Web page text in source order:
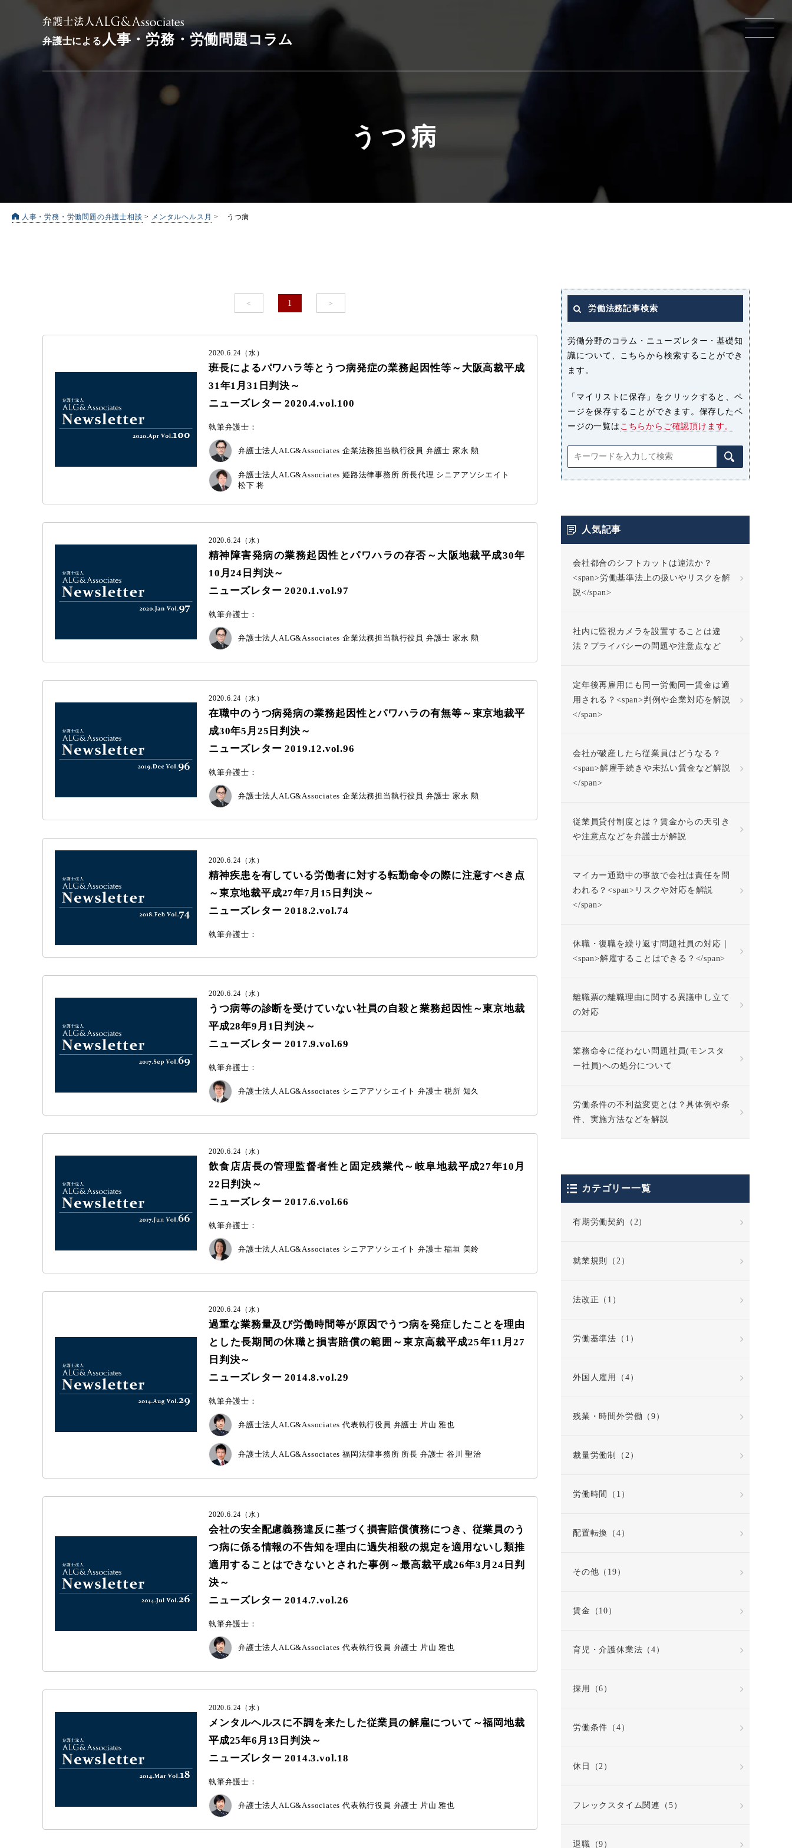
弁護士による 人事・労務・労働問題コラム
うつ病
人事・労務・労働問題の弁護士相談 > メンタルヘルス月 > うつ病
＜ 1 ＞
2020.6.24（水）
班長によるパワハラ等とうつ病発症の業務起因性等 ～大阪高裁平成
31年1月31日判決～
ニューズレター 2020.4.vol.100
執筆弁護士：
弁護士法人ALG&Associates 企業法務担当執行役員 弁護士 家永 勲
弁護士法人ALG&Associates 姫路法律事務所 所長代理 シニアアソシエイト
松下 将
2020.6.24（水）
精神障害発病の業務起因性とパワハラの存否 ～大阪地裁平成30年
10月24日判決～
ニューズレター 2020.1.vol.97
執筆弁護士：
弁護士法人ALG&Associates 企業法務担当執行役員 弁護士 家永 勲
2020.6.24（水）
在職中のうつ病発病の業務起因性とパワハラの有無等 ～東京地裁平
成30年5月25日判決～
ニューズレター 2019.12.vol.96
執筆弁護士：
弁護士法人ALG&Associates 企業法務担当執行役員 弁護士 家永 勲
2020.6.24（水）
精神疾患を有している労働者に対する転勤命令の際に注意すべき点
～東京地裁平成27年7月15日判決～
ニューズレター 2018.2.vol.74
執筆弁護士：
2020.6.24（水）
うつ病等の診断を受けていない社員の自殺と業務起因性 ～東京地裁
平成28年9月1日判決～
ニューズレター 2017.9.vol.69
執筆弁護士：
弁護士法人ALG&Associates シニアアソシエイト 弁護士 税所 知久
2020.6.24（水）
飲食店店長の管理監督者性と固定残業代 ～岐阜地裁平成27年10月
22日判決～
ニューズレター 2017.6.vol.66
執筆弁護士：
弁護士法人ALG&Associates シニアアソシエイト 弁護士 稲垣 美鈴
2020.6.24（水）
過重な業務量及び労働時間等が原因でうつ病を発症したことを理由
とした長期間の休職と損害賠償の範囲 ～東京高裁平成25年11月27
日判決～
ニューズレター 2014.8.vol.29
執筆弁護士：
弁護士法人ALG&Associates 代表執行役員 弁護士 片山 雅也
弁護士法人ALG&Associates 福岡法律事務所 所長 弁護士 谷川 聖治
2020.6.24（水）
会社の安全配慮義務違反に基づく損害賠償債務につき、従業員のう
つ病に係る情報の不告知を理由に過失相殺の規定を適用ないし類推
適用することはできないとされた事例 ～最高裁平成26年3月24日判
決～
ニューズレター 2014.7.vol.26
執筆弁護士：
弁護士法人ALG&Associates 代表執行役員 弁護士 片山 雅也
2020.6.24（水）
メンタルヘルスに不調を来たした従業員の解雇について ～福岡地裁
平成25年6月13日判決～
ニューズレター 2014.3.vol.18
執筆弁護士：
弁護士法人ALG&Associates 代表執行役員 弁護士 片山 雅也
労働法務記事検索
労働分野のコラム・ニューズレター・基礎知
識について、こちらから検索することができ
ます。
「マイリストに保存」をクリックすると、ペ
ージを保存することができます。保存したペ
ージの一覧は こちらからご確認頂けます。
人気記事
会社都合のシフトカットは違法か？
<span>労働基準法上の扱いやリスクを解
説</span>
社内に監視カメラを設置することは違
法？プライバシーの問題や注意点など
定年後再雇用にも同一労働同一賃金は適
用される？<span>判例や企業対応を解説
</span>
会社が破産したら従業員はどうなる？
<span>解雇手続きや未払い賃金など解説
</span>
従業員貸付制度とは？賃金からの天引き
や注意点などを弁護士が解説
マイカー通勤中の事故で会社は責任を問
われる？<span>リスクや対応を解説
</span>
休職・復職を繰り返す問題社員の対応｜
<span>解雇することはできる？</span>
離職票の離職理由に関する異議申し立て
の対応
業務命令に従わない問題社員(モンスタ
ー社員)への処分について
労働条件の不利益変更とは？具体例や条
件、実施方法などを解説
カテゴリー一覧
有期労働契約（2）
就業規則（2）
法改正（1）
労働基準法（1）
外国人雇用（4）
残業・時間外労働（9）
裁量労働制（2）
労働時間（1）
配置転換（4）
その他（19）
賃金（10）
育児・介護休業法（4）
採用（6）
労働条件（4）
休日（2）
フレックスタイム関連（5）
退職（9）